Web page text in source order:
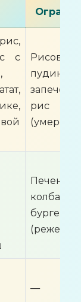
с
Рисовый
пудинг,
рис
Печень,
колбасы,
бургеры
(реже)
—